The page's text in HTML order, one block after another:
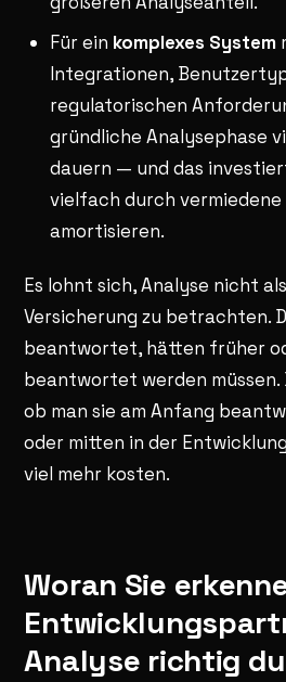
Für ein komplexes System
Integrationen,
regulatorischen
gründliche Analysephase
dauern — und das
vielfach durch
amortisieren.
Es lohnt sich, Analyse nicht
Versicherung zu betrachten.
beantwortet, hätten früher
beantwortet werden müssen.
ob man sie am Anfang
oder mitten in der
viel mehr kosten.
Woran Sie
Analyse richtig